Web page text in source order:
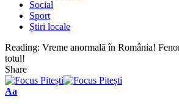
Social
Sport
Știri locale
Reading: Vreme anormală în România!
totul!
Share
Font
Aa